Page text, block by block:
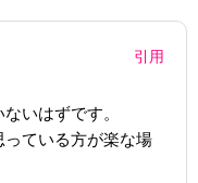
引用
いはずです。
ている方が楽な場